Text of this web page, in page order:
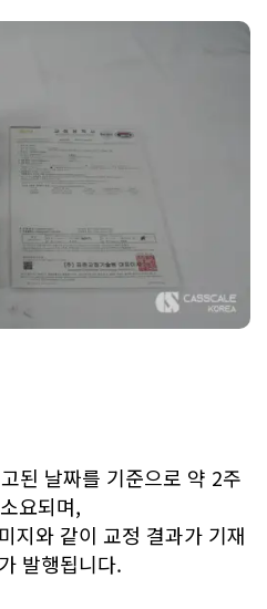
된 날짜를 기준으로 약 2주
요되며,
지와 같이 교정 결과가 기재
발행됩니다.